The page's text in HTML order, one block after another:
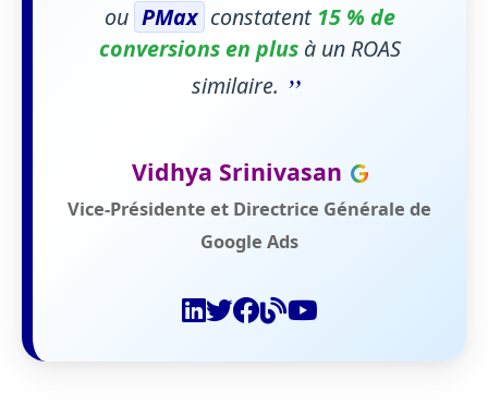
ou PMax constatent 15 % de
conversions en plusà un ROAS
similaire. ”
Vidhya Srinivasan
Vice-Présidente et Directrice Générale de
Google Ads